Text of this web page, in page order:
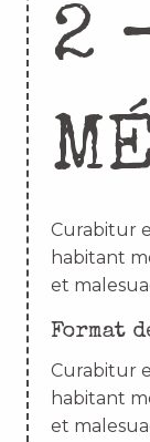
2
Curabitur
habitant
et
Format
Curabitur
habitant
et